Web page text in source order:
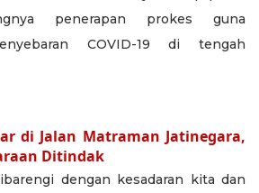
penerapan prokes guna
COVID-19 di tengah
di Jalan Matraman Jatinegara,
Ditindak
dengan kesadaran kita dan